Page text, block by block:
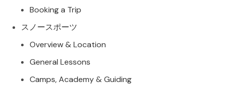
Booking a Trip
スノースポーツ
Overview & Location
General Lessons
Camps, Academy & Guiding